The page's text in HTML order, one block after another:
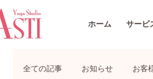
ホーム サービ
全ての記事 お知らせ お客